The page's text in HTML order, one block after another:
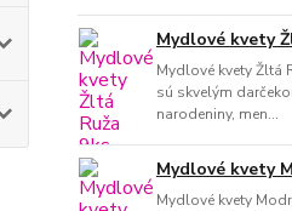
Mydlové kvety
Mydlové kvety Žltá
sú skvelým
narodeniny, men...
Mydlové kvety
Mydlové kvety